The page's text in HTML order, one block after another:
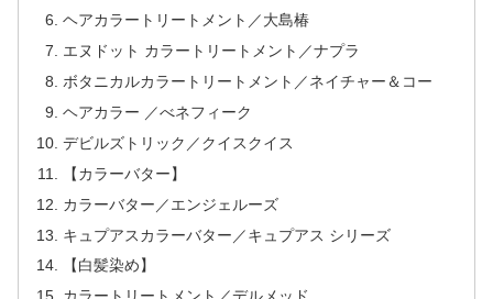
ヘアカラートリートメント／大島椿
エヌドット カラートリートメント／ナプラ
ボタニカルカラートリートメント／ネイチャー＆コー
ヘアカラー ／べネフィーク
デビルズトリック／クイスクイス
【カラーバター】
カラーバター／エンジェルーズ
キュプアスカラーバター／キュプアス シリーズ
【白髪染め】